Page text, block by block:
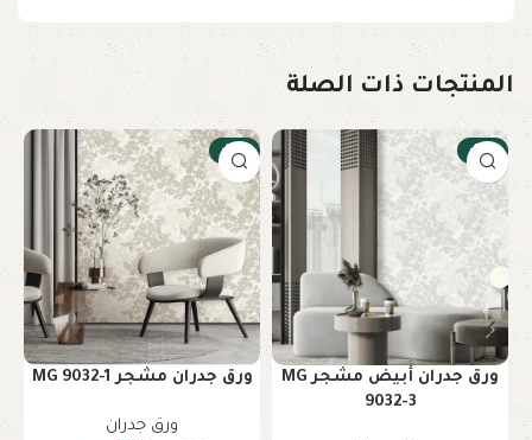
المنتجات ذات الصلة
-17%
ورق جدران أبيض مشجر MG
9032-3
-17%
ورق جدران مشجر MG 9032-1
ورق جدران